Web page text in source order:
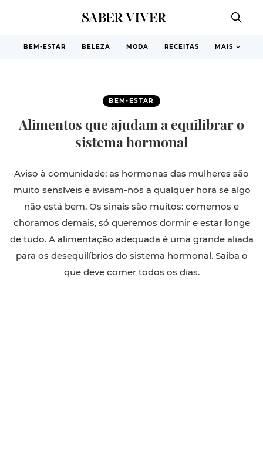
BEM-ESTAR BELEZA MODA RECEITAS MAIS
BEM-ESTAR
Alimentos que ajudam a equilibrar o
sistema hormonal
Aviso à comunidade: as hormonas das mulheres são
muito sensíveis e avisam-nos a qualquer hora se algo
não está bem. Os sinais são muitos: comemos e
choramos demais, só queremos dormir e estar longe
de tudo. A alimentação adequada é uma grande aliada
para os desequilíbrios do sistema hormonal. Saiba o
que deve comer todos os dias.